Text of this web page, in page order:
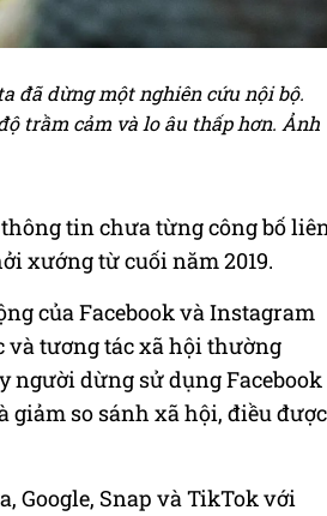
đã dừng một nghiên cứu nội bộ.
trầm cảm và lo âu thấp hơn. Ảnh
tin chưa từng công bố
xướng từ cuối năm 2019.
của Facebook và Instagram
và tương tác xã hội thường
người dừng sử dụng Facebook
giảm so sánh xã hội, điều được
Google, Snap và TikTok với